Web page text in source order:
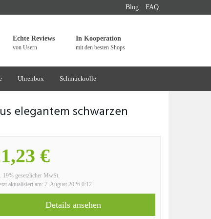
Blog FAQ
Echte Reviews
von Usern
In Kooperation
mit den besten Shops
Uhrenbox Schmuckrolle
elegantem schwarzen
€
19% gesetzlicher MwSt.
aktualisiert am: 7. August 2026 0:12
Details ansehen